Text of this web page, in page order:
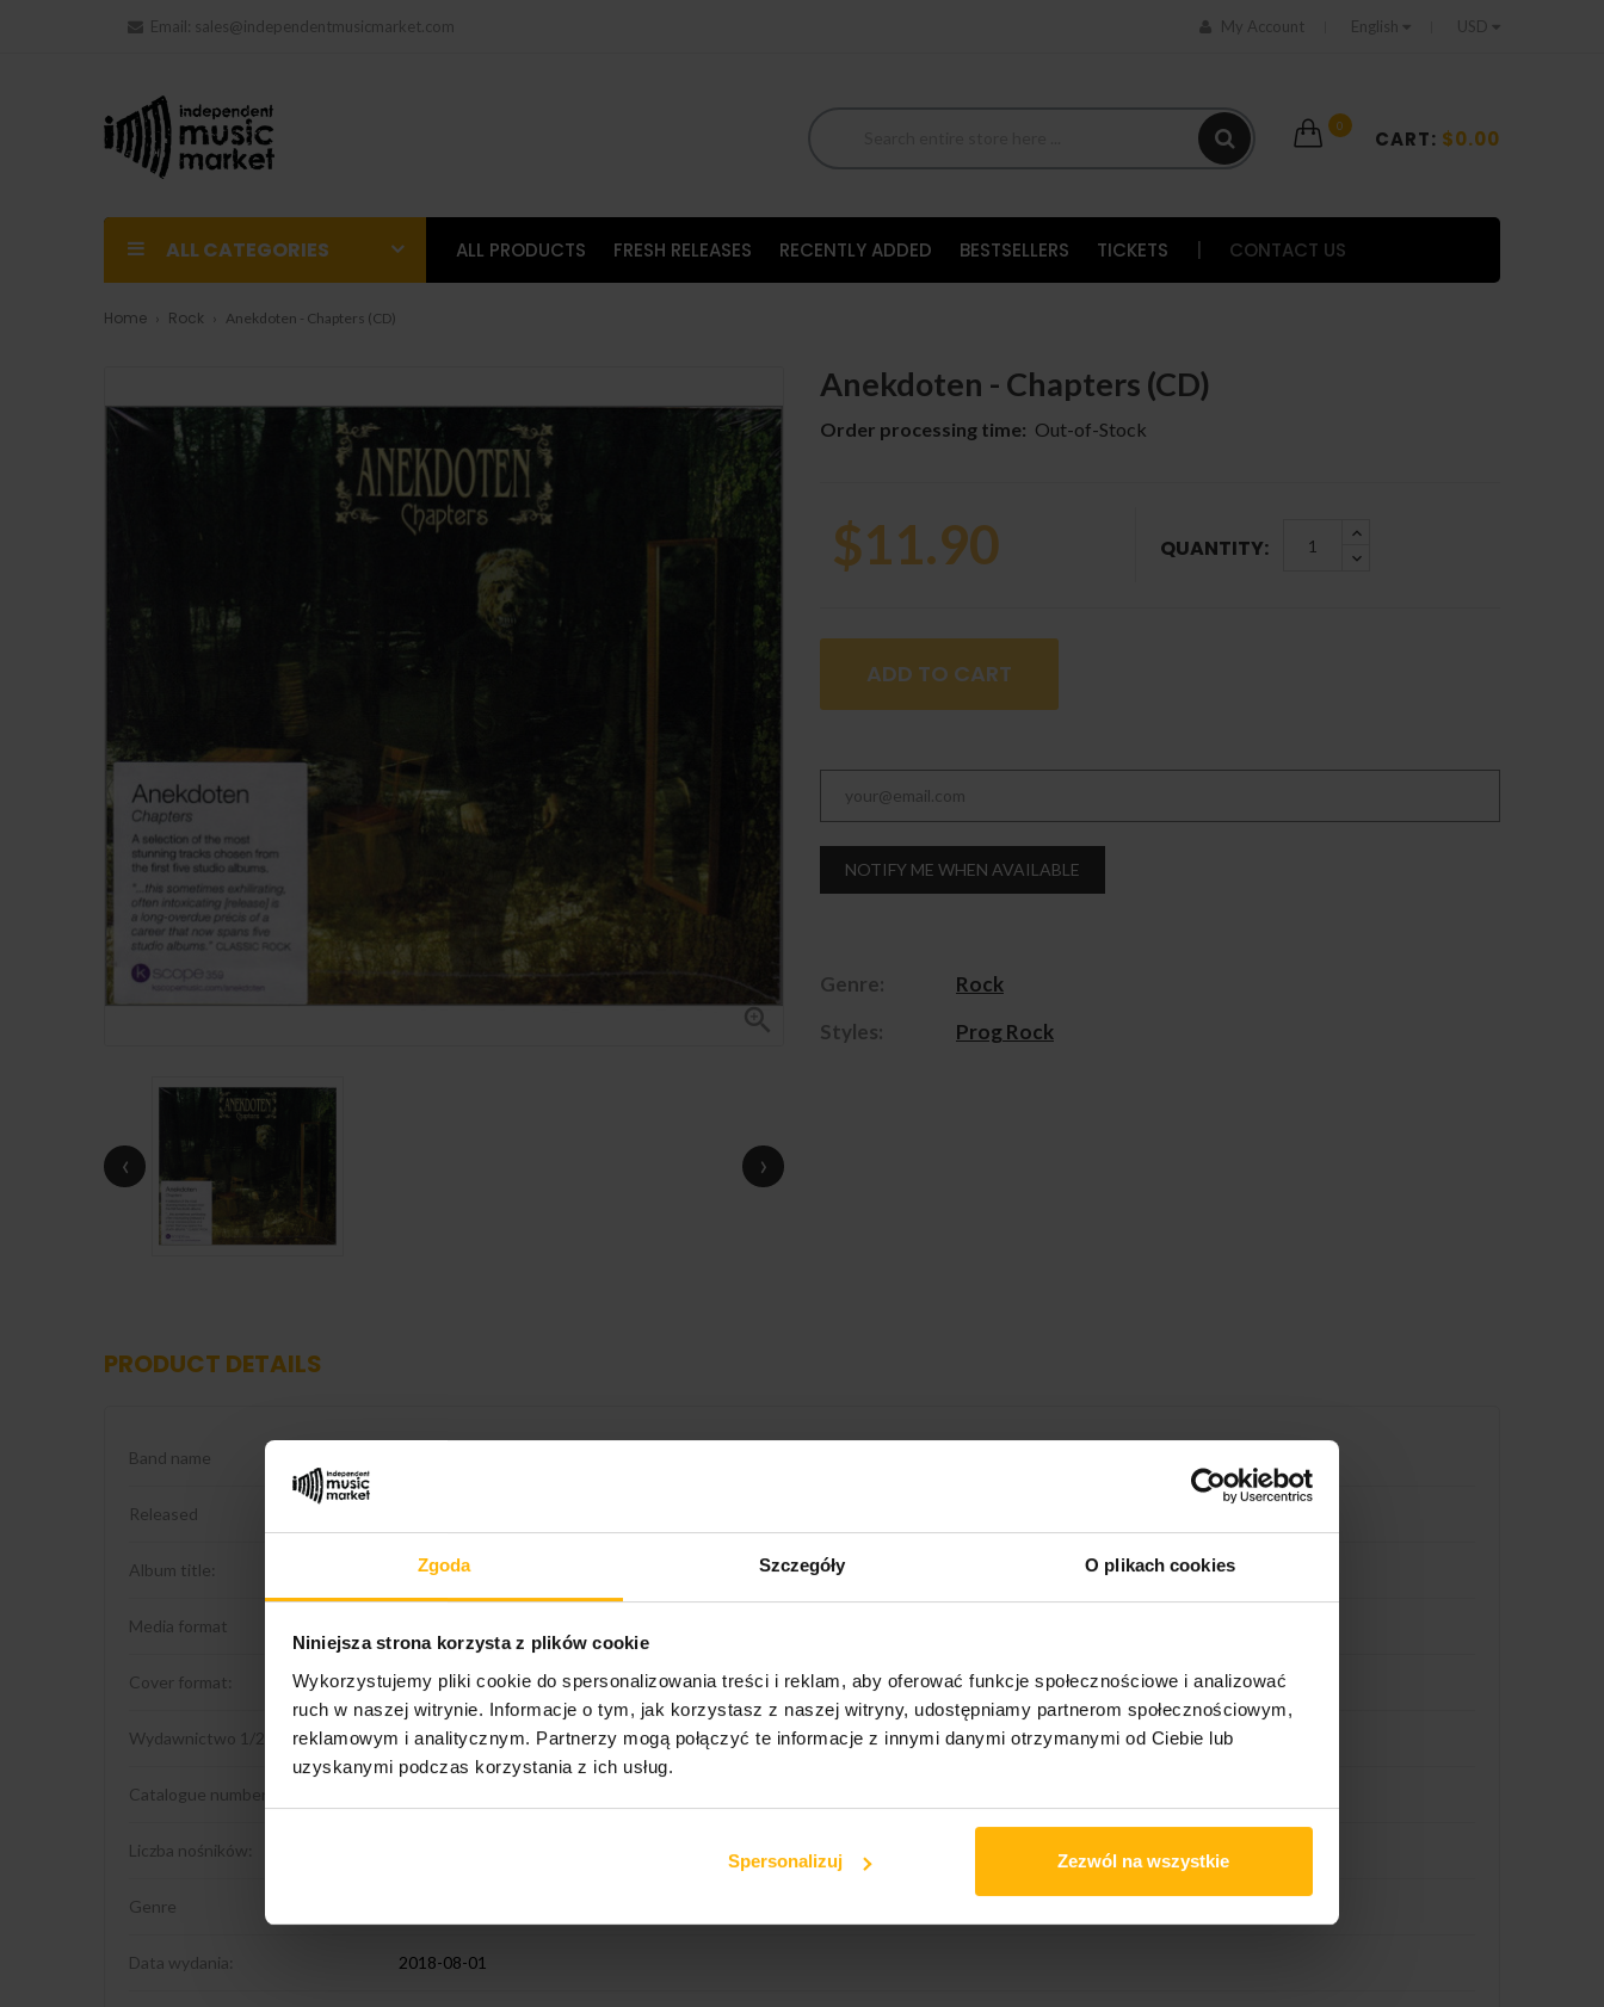
Zgoda Szczegóły O plikach cookies
Niniejsza strona korzysta z plików cookie
Wykorzystujemy pliki cookie do spersonalizowania treści i reklam, aby oferować funkcje społecznościowe i analizować
ruch w naszej witrynie. Informacje o tym, jak korzystasz z naszej witryny, udostępniamy partnerom społecznościowym,
reklamowym i analitycznym. Partnerzy mogą połączyć te informacje z innymi danymi otrzymanymi od Ciebie lub
uzyskanymi podczas korzystania z ich usług.
Spersonalizuj Zezwól na wszystkie
Email: sales@independentmusicmarket.com My Account English USD
0
CART: $0.00
ALL CATEGORIES ALL PRODUCTS FRESH RELEASES RECENTLY ADDED BESTSELLERS TICKETS CONTACT US
Home Rock Anekdoten - Chapters (CD)

‹ ›
Anekdoten - Chapters (CD)
Order processing time: Out-of-Stock
$11.90 QUANTITY:
ADD TO CART
NOTIFY ME WHEN AVAILABLE
Genre:
Rock
Styles:
Prog Rock
PRODUCT DETAILS
Band name
Released
Album title: Chapters
Media format
Cover format: Digipack
Wydawnictwo 1/2 Kscope
Catalogue number:
Liczba nośników:
Genre
Data wydania: 2018-08-01